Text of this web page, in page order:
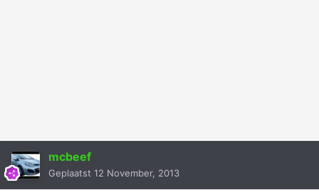
mcbeef
Geplaatst 12 November, 2013